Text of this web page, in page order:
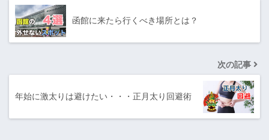
函館に来たら行くべき場所とは？
次の記事
年始に激太りは避けたい・・・正月太り回避術